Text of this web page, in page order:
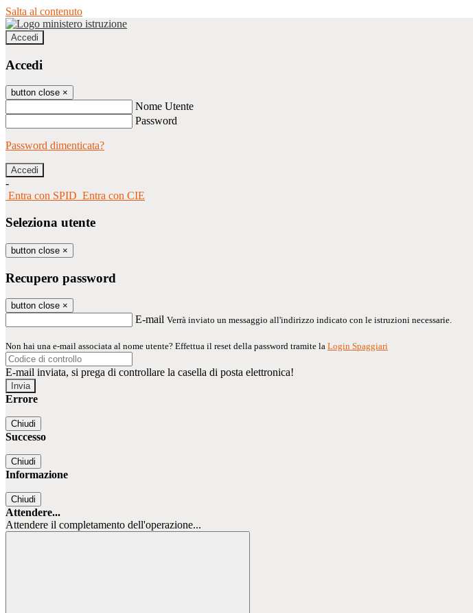
Salta al contenuto
Accedi
Accedi
button close ×
Nome Utente
Password
Password dimenticata?
-
Entra con SPID Entra con CIE
Seleziona utente
button close ×
Recupero password
button close ×
E-mail Verrà inviato un messaggio all'indirizzo indicato con le istruzioni necessarie.
Non hai una e-mail associata al nome utente? Effettua il reset della password tramite la Login Spaggiari
E-mail inviata, si prega di controllare la casella di posta elettronica!
Errore
Chiudi
Successo
Chiudi
Informazione
Chiudi
Attendere...
Attendere il completamento dell'operazione...